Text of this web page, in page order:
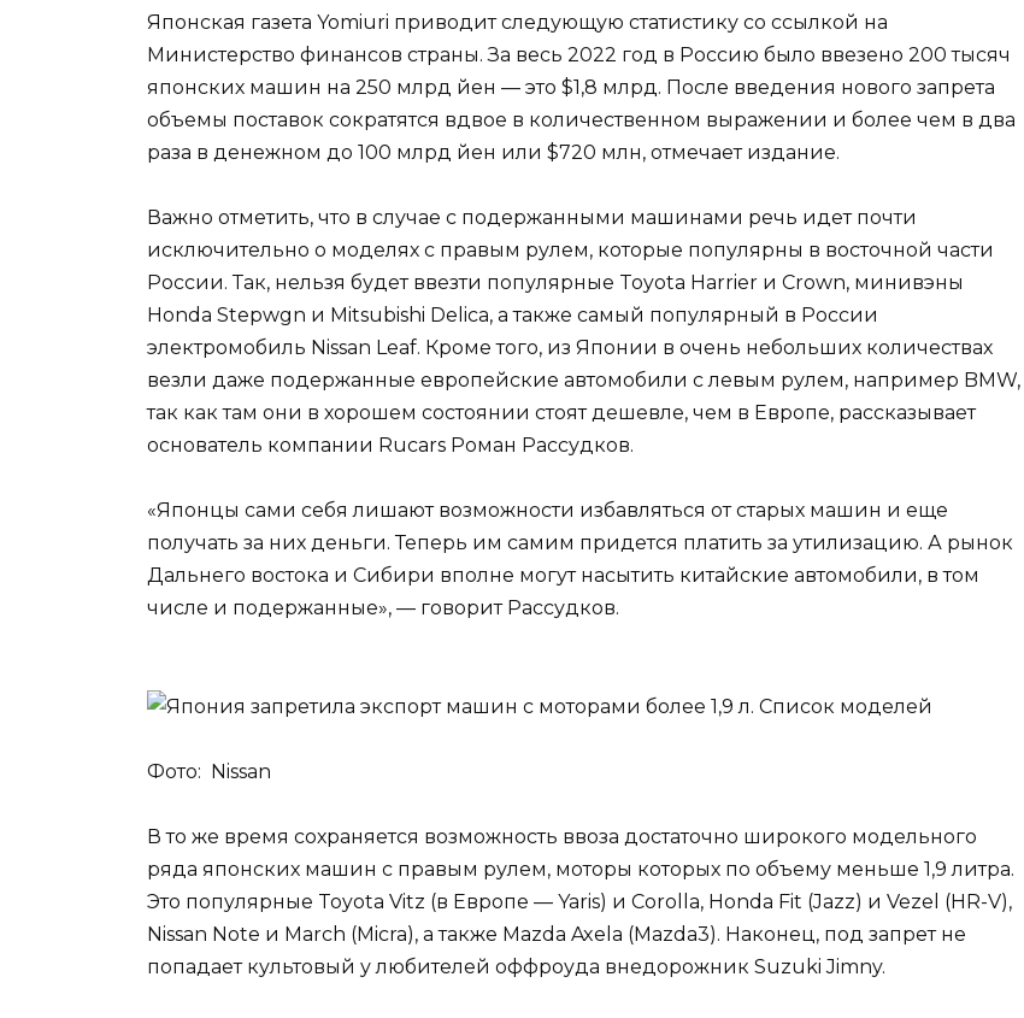
Японская газета Yomiuri приводит следующую статистику со ссылкой на
Министерство финансов страны. За весь 2022 год в Россию было ввезено 200 тысяч
японских машин на 250 млрд йен — это $1,8 млрд. После введения нового запрета
объемы поставок сократятся вдвое в количественном выражении и более чем в два
раза в денежном до 100 млрд йен или $720 млн, отмечает издание.
Важно отметить, что в случае с подержанными машинами речь идет почти
исключительно о моделях с правым рулем, которые популярны в восточной части
России. Так, нельзя будет ввезти популярные Toyota Harrier и Crown, минивэны
Honda Stepwgn и Mitsubishi Delica, а также самый популярный в России
электромобиль Nissan Leaf. Кроме того, из Японии в очень небольших количествах
везли даже подержанные европейские автомобили с левым рулем, например BMW,
так как там они в хорошем состоянии стоят дешевле, чем в Европе, рассказывает
основатель компании Rucars Роман Рассудков.
«Японцы сами себя лишают возможности избавляться от старых машин и еще
получать за них деньги. Теперь им самим придется платить за утилизацию. А рынок
Дальнего востока и Сибири вполне могут насытить китайские автомобили, в том
числе и подержанные», — говорит Рассудков.
Фото: Nissan
В то же время сохраняется возможность ввоза достаточно широкого модельного
ряда японских машин с правым рулем, моторы которых по объему меньше 1,9 литра.
Это популярные Toyota Vitz (в Европе — Yaris) и Corolla, Honda Fit (Jazz) и Vezel (HR-V),
Nissan Note и March (Micra), а также Mazda Axela (Mazda3). Наконец, под запрет не
попадает культовый у любителей оффроуда внедорожник Suzuki Jimny.